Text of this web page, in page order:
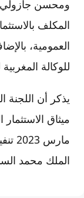
ومحسن جازولي
المكلف
العمومية،
للوكالة
يذكر أن اللجنة
ميثاق
الملك محمد